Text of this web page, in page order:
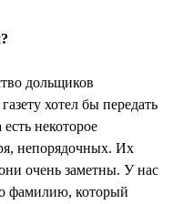
дольщиков
хотел бы передать
некоторое
непорядочных. Их
очень заметны. У нас
фамилию, который